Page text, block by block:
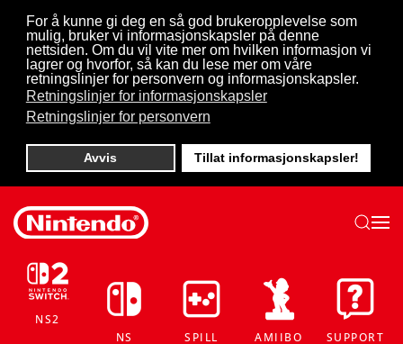
For å kunne gi deg en så god brukeropplevelse som
mulig, bruker vi informasjonskapsler på denne
nettsiden. Om du vil vite mer om hvilken informasjon vi
lagrer og hvorfor, så kan du lese mer om våre
retningslinjer for personvern og informasjonskapsler.
Retningslinjer for informasjonskapsler
Retningslinjer for personvern
Avvis Tillat informasjonskapsler!
Skip to main content
NS2
NS
SPILL AMIIBO SUPPORT